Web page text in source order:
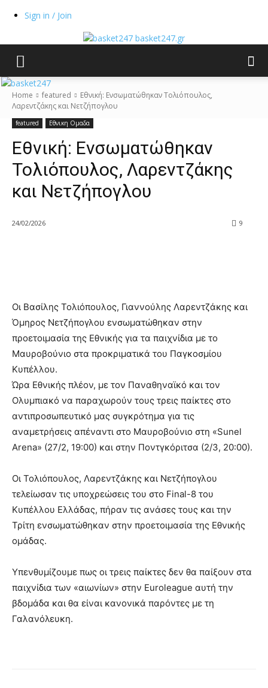
Sign in / Join
basket247.gr
Home featured
Εθνική: Ενσωματώθηκαν Τολιόπουλος,
Λαρεντζάκης και Νετζήπογλου
featured Εθνικη Ομαδα
Εθνική: Ενσωματώθηκαν
Τολιόπουλος, Λαρεντζάκης
και Νετζήπογλου
24/02/2026 9
Οι Βασίλης Τολιόπουλος, Γιαννούλης Λαρεντζάκης και
Όμηρος Νετζήπογλου ενσωματώθηκαν στην
προετοιμασία της Εθνικής για τα παιχνίδια με το
Μαυροβούνιο στα προκριματικά του Παγκοσμίου
Κυπέλλου.
Ώρα Εθνικής πλέον, με τον Παναθηναϊκό και τον
Ολυμπιακό να παραχωρούν τους τρεις παίκτες στο
αντιπροσωπευτικό μας συγκρότημα για τις
αναμετρήσεις απέναντι στο Μαυροβούνιο στη «Sunel
Arena» (27/2, 19:00) και στην Ποντγκόριτσα (2/3, 20:00).
Οι Τολιόπουλος, Λαρεντζάκης και Νετζήπογλου
τελείωσαν τις υποχρεώσεις του στο Final-8 του
Κυπέλλου Ελλάδας, πήραν τις ανάσες τους και την
Τρίτη ενσωματώθηκαν στην προετοιμασία της Εθνικής
ομάδας.
Υπενθυμίζουμε πως οι τρεις παίκτες δεν θα παίξουν στα
παιχνίδια των «αιωνίων» στην Εuroleague αυτή την
βδομάδα και θα είναι κανονικά παρόντες με τη
Γαλανόλευκη.